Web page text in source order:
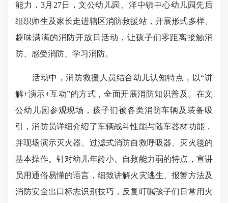
能力，3月27日，文公幼儿园、洋中镇中心幼儿园先后
组织师生及家长走进辖区消防救援站，开展形式多样、
趣味满满的消防开放日活动，让孩子们零距离接触消
防、感受消防、学习消防。
活动中，消防救援人员结合幼儿认知特点，以“讲
解+演示+互动”的方式，全面开展消防知识普及。在文
公幼儿园参观现场，孩子们被各类消防车辆及装备吸
引，消防员详细介绍了车辆战斗性能与随车器材功能，
并现场演示灭火器、过滤式消防自救呼吸器、灭火毯的
基本操作。针对幼儿年龄小、自救能力弱的特点，宣讲
员用通俗易懂的语言，细致讲解火灾逃生、报警方法及
消防安全出口标志识别技巧，反复叮嘱孩子们日常用火